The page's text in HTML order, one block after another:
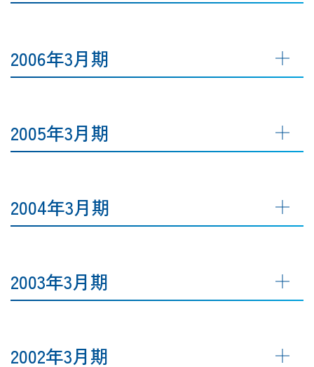
2006年3月期
2005年3月期
2004年3月期
2003年3月期
2002年3月期